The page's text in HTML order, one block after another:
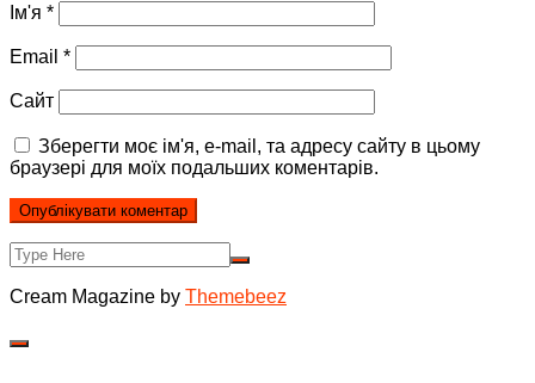
Ім'я *
Email *
Сайт
Зберегти моє ім'я, e-mail, та адресу сайту в цьому
браузері для моїх подальших коментарів.
Cream Magazine by Themebeez